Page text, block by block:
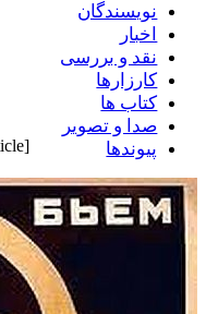
نويسندگان
اخبار
نقد و بررسى
کارزارها
کتاب ها
صدا و تصوير
پيوندها
[pdf_attachment file="1" name="Download Article"]